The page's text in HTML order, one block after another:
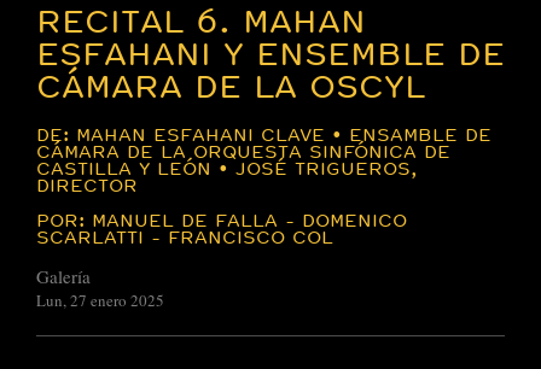
RECITAL 6. MAHAN
ESFAHANI Y ENSEMBLE DE
CÁMARA DE LA OSCYL
DE: MAHAN ESFAHANI CLAVE • ENSAMBLE DE
CÁMARA DE LA ORQUESTA SINFÓNICA DE
CASTILLA Y LEÓN • JOSÉ TRIGUEROS,
DIRECTOR
POR: MANUEL DE FALLA - DOMENICO
SCARLATTI - FRANCISCO COL
Galería
Lun, 27 enero 2025